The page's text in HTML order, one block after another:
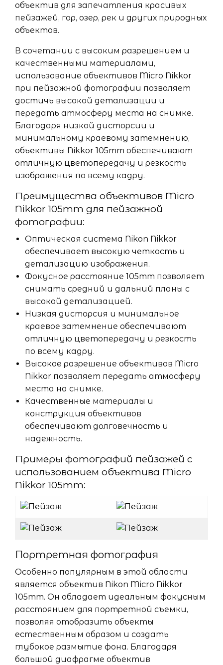
объектив для запечатления красивых
пейзажей, гор, озер, рек и других природных
объектов.
В сочетании с высоким разрешением и
качественными материалами,
использование объективов Micro Nikkor
при пейзажной фотографии позволяет
достичь высокой детализации и
передать атмосферу места на снимке.
Благодаря низкой дисторсии и
минимальному краевому затемнению,
объективы Nikkor 105mm обеспечивают
отличную цветопередачу и резкость
изображения по всему кадру.
Преимущества объективов Micro
Nikkor 105mm для пейзажной
фотографии:
Оптическая система Nikon Nikkor
обеспечивает высокую четкость и
детализацию изображения.
Фокусное расстояние 105mm позволяет
снимать средний и дальний планы с
высокой детализацией.
Низкая дисторсия и минимальное
краевое затемнение обеспечивают
отличную цветопередачу и резкость
по всему кадру.
Высокое разрешение объективов Micro
Nikkor позволяет передать атмосферу
места на снимке.
Качественные материалы и
конструкция объективов
обеспечивают долговечность и
надежность.
Примеры фотографий пейзажей с
использованием объектива Micro
Nikkor 105mm:
Портретная фотография
Особенно популярным в этой области
является объектив Nikon Micro Nikkor
105mm. Он обладает идеальным фокусным
расстоянием для портретной съемки,
позволяя отобразить объекты
естественным образом и создать
глубокое размытие фона. Благодаря
большой диафрагме объектив